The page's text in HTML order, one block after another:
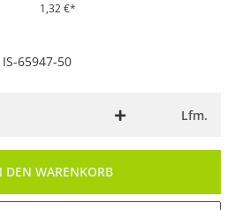
1,32 €*
IS-65947-50
Lfm.
DEN WARENKORB